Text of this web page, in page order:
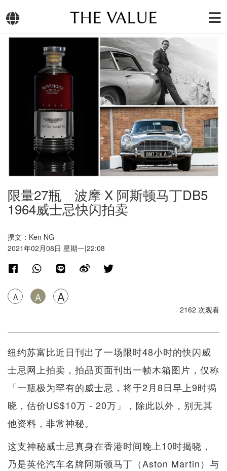
THE VALUE
限量27瓶 波摩 X 阿斯顿马丁DB5
1964威士忌快闪拍卖
撰文：Ken NG
2021年02月08日 星期一|22:08
A A A
2162 次观看
纽约苏富比近日刊出了一场限时48小时的快闪威
士忌网上拍卖，拍品页面刊出一帧木箱图片，仅称
「一瓶极为罕有的威士忌，将于2月8日早上9时揭
晓，估价US$10万 - 20万」，除此以外，别无其
他资料，非常神秘。
这支神秘威士忌真身在香港时间晚上10时揭晓，
乃是英伦汽车名牌阿斯顿马丁（Aston Martin）与